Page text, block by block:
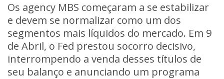
Os agency MBS começaram a se estabilizar
e devem se normalizar como um dos
segmentos mais líquidos do mercado. Em 9
de Abril, o Fed prestou socorro decisivo,
interrompendo a venda desses títulos de
seu balanço e anunciando um programa